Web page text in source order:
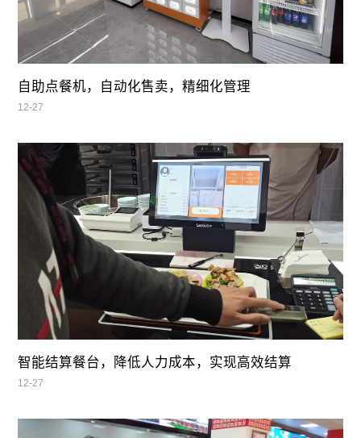
自助点餐机，自动化售卖，精细化管理
12-27
智能结算餐台，降低人力成本，实现高效结算
12-27